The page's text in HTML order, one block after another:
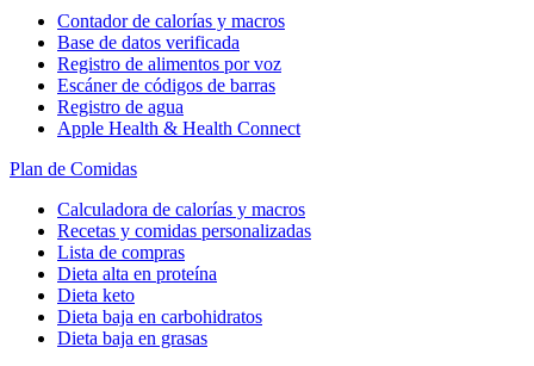
Contador de calorías y macros
Base de datos verificada
Registro de alimentos por voz
Escáner de códigos de barras
Registro de agua
Apple Health & Health Connect
Plan de Comidas
Calculadora de calorías y macros
Recetas y comidas personalizadas
Lista de compras
Dieta alta en proteína
Dieta keto
Dieta baja en carbohidratos
Dieta baja en grasas